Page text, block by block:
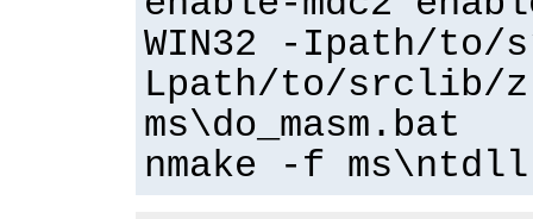
WIN32 -Ipath/
Lpath/to/srclib/
ms\do_masm.bat
nmake -f